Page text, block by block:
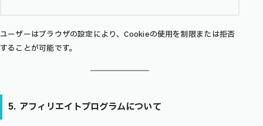
ユーザーはブラウザの設定により、Cookieの使用を制限または拒否
することが可能です。
5. アフィリエイトプログラムについて